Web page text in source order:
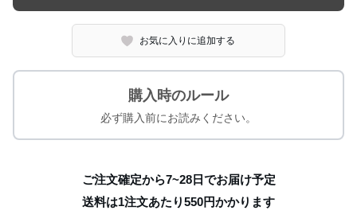
お気に入りに追加する
購入時のルール
必ず購入前にお読みください。
ご注文確定から7~28日でお届け予定
送料は1注文あたり550円かかります